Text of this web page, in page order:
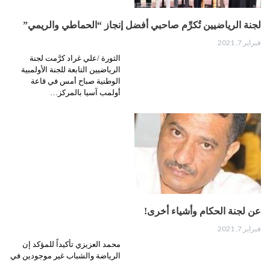
لجنة الرياضيين تُكرِّم صاحبي أفضل إنجاز “الحماطي والريمي”
فبراير 7, 2021
الثورة /علي غراد كرَّمت لجنة
الرياضيين التابعة للجنة الأولمبية
الوطنية صباح أمس في قاعة
أولمب آسيا بالمركز…
عن لجنة الحكام وأشياء أخرى!
فبراير 7, 2021
محمد العزيزي تأكيداً للمؤكد إن
الرياضة والشباب غير موجودين في